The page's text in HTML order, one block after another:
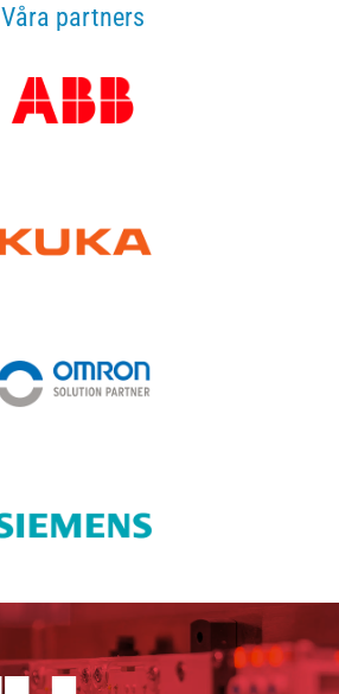
Våra partners